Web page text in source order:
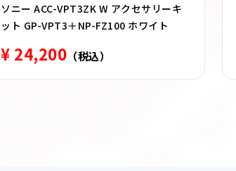
ソニー ACC-VPT3ZK W アクセサリーキ
ット GP-VPT3＋NP-FZ100 ホワイト
¥ 24,200 （税込）